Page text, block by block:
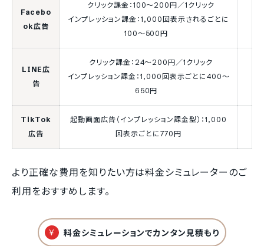
Facebo
ok広告
クリック課金：100～200円／1クリック
インプレッション課金：1,000回表示されるごとに
100～500円
LINE広
告
クリック課金：24～200円／1クリック
インプレッション課金：1,000回表示ごとに400～
650円
TikTok
広告
起動画面広告（インプレッション課金型）：1,000
回表示ごとに770円
より正確な費用を知りたい方は料金シミュレーターのご
利用をおすすめします。
¥ 料金シミュレーションでカンタン見積もり